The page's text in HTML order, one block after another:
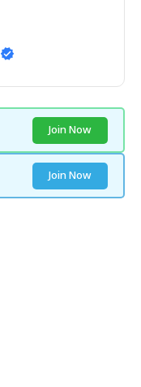
Join Now
Join Now